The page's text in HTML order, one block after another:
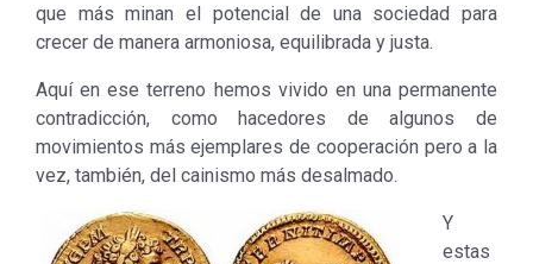
que más minan el potencial de una sociedad para
crecer de manera armoniosa, equilibrada y justa.
Aquí en ese terreno hemos vivido en una permanente
contradicción, como hacedores de algunos de
movimientos más ejemplares de cooperación pero a la
vez, también, del cainismo más desalmado.
Y
estas